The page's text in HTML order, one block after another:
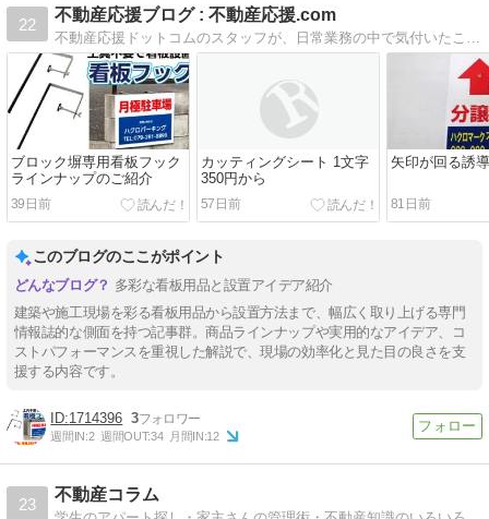
22
不動産応援ブログ : 不動産応援.com
ブロック塀専用看板フック
ラインナップのご紹介
39日前
カッティングシート 1文字
350円から
57日前
矢印が回る誘
81日前
このブログのここがポイント
多彩な看板用品と設置アイデア紹介
建築や施工現場を彩る看板用品から設置方法まで、幅広く取り上げる専門
情報誌的な側面を持つ記事群。商品ラインナップや実用的なアイデア、コ
ストパフォーマンスを重視した解説で、現場の効率化と見た目の良さを支
援する内容です。
1714396 3
週間IN:2 週間OUT:34 月間IN:12
23
不動産コラム